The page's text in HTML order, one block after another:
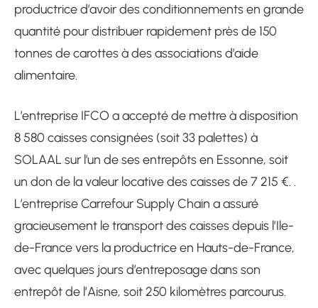
productrice d’avoir des conditionnements en grande
quantité pour distribuer rapidement près de 150
tonnes de carottes à des associations d’aide
alimentaire.
L’entreprise IFCO a accepté de mettre à disposition
8 580 caisses consignées (soit 33 palettes) à
SOLAAL sur l’un de ses entrepôts en Essonne, soit
un don de la valeur locative des caisses de 7 215 €. .
L’entreprise Carrefour Supply Chain a assuré
gracieusement le transport des caisses depuis l’Ile-
de-France vers la productrice en Hauts-de-France,
avec quelques jours d’entreposage dans son
entrepôt de l’Aisne, soit 250 kilomètres parcourus.